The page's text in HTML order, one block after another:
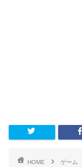
HOME ゲーム